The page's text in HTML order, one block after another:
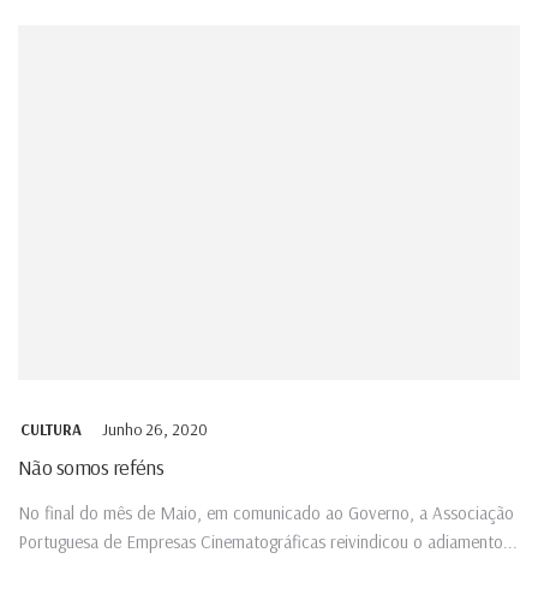
CULTURA Junho 26, 2020
Não somos reféns
No final do mês de Maio, em comunicado ao Governo, a Associação
Portuguesa de Empresas Cinematográficas reivindicou o adiamento...